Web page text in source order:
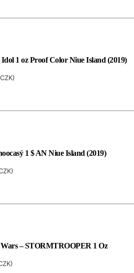
1 oz Proof Color Niue Island (2019)
CZK)
1 $ AN Niue Island (2019)
)
– STORMTROOPER 1 Oz
)